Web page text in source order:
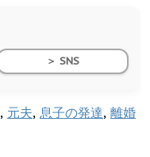
＞ SNS
, 元夫, 息子の発達, 離婚